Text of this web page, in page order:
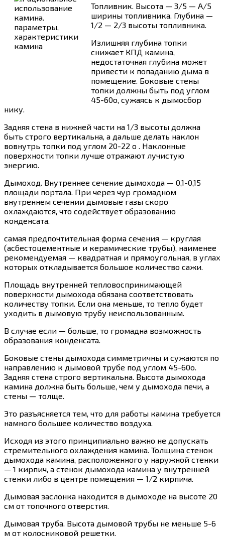
Топливник. Высота — 3/5 — А/5
ширины топливника. Глубина —
1/2 — 2/3 высоты топливника.
Излишняя глубина топки
снижает КПД камина,
недостаточная глубина может
привести к попаданию дыма в
помещение. Боковые стены
топки должны быть под углом
45-60o, сужаясь к дымосбор
нику.
Задняя стена в нижней части на 1/3 высоты должна
быть строго вертикальна, а дальше делать наклон
вовнутрь топки под углом 20-22 o . Наклонные
поверхности топки лучше отражают лучистую
энергию.
Дымоход. Внутреннее сечение дымохода — 0,1-0,15
площади портала. При через чур громадном
внутреннем сечении дымовые газы скоро
охлаждаются, что содействует образованию
конденсата.
самая предпочтительная форма сечения — круглая
(асбестоцементные и керамические трубы), наименее
рекомендуемая — квадратная и прямоугольная, в углах
которых откладывается большое количество сажи.
Площадь внутренней тепловоспринимающей
поверхности дымохода обязана соответствовать
количеству топки. Если она меньше, то тепло будет
уходить в дымовую трубу неиспользованным.
В случае если — больше, то громадна возможность
образования конденсата.
Боковые стены дымохода симметричны и сужаются по
направлению к дымовой трубе под углом 45-60o.
Задняя стена строго вертикальна. Высота дымохода
камина должна быть больше, чем у дымохода печи, а
стены — толще.
Это разъясняется тем, что для работы камина требуется
намного большее количество воздуха.
Исходя из этого принципиально важно не допускать
стремительного охлаждения камина. Толщина стенок
дымохода камина, расположенного у наружной стенки
— 1 кирпич, а стенок дымохода камина у внутренней
стенки либо в центре помещения — 1/2 кирпича.
Дымовая заслонка находится в дымоходе на высоте 20
см от топочного отверстия.
Дымовая труба. Высота дымовой трубы не меньше 5-6
м от колосниковой решетки.